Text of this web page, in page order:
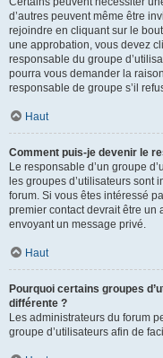
d’autres peuvent même être
rejoindre en cliquant sur le
une approbation, vous devez
responsable du groupe
pourra vous demander la
responsable de groupe s’il
Haut
Comment puis-je devenir le
Le responsable d’un groupe
les groupes d’utilisateurs sont
forum. Si vous êtes intéressé
premier contact devrait être un
envoyant un message privé.
Haut
Pourquoi certains groupes
différente ?
Les administrateurs du forum
groupe d’utilisateurs afin de